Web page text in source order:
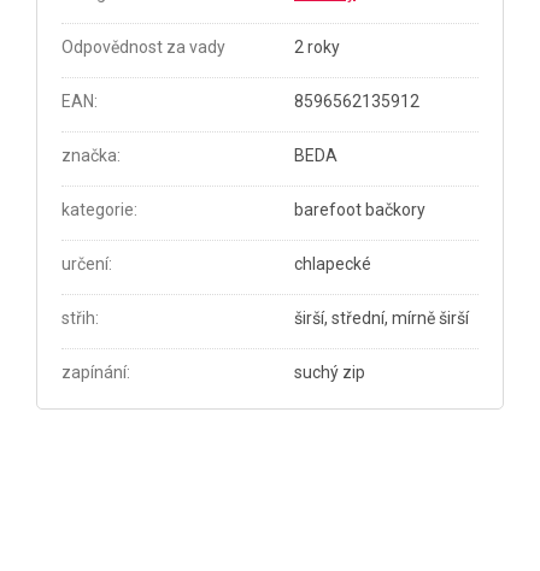
Odpovědnost za vady 2 roky
EAN: 8596562135912
značka: BEDA
kategorie: barefoot bačkory
určení: chlapecké
střih: širší, střední, mírně širší
zapínání: suchý zip